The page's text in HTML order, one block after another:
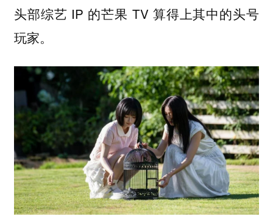
头部综艺 IP 的芒果 TV 算得上其中的头号
玩家。